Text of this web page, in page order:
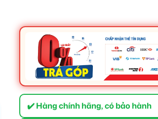
✔️ Hàng chính hãng, có bảo hành